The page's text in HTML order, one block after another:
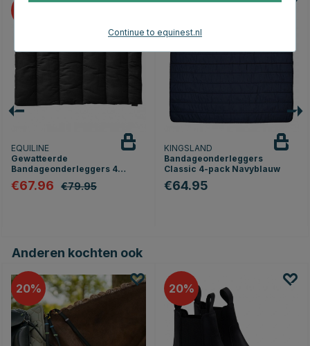
EQUILINE
Gewatteerde
Bandageonderleggers 4
stuks Zwart
€67.96 €79.95
KINGSLAND
Bandageonderleggers
Classic 4-pack Navyblauw
€64.95
Anderen kochten ook
20 20
Continue to equinest.nl